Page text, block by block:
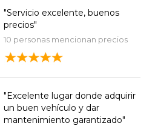
"Servicio excelente, buenos
precios"
10 personas mencionan precios
"Excelente lugar donde adquirir
un buen vehículo y dar
mantenimiento garantizado"